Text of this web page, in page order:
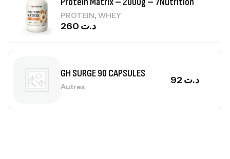
GH SURGE 90 CAPSULES
Autres
Mega Creatine CREAPURE – 306 Gr –
Biotech USA